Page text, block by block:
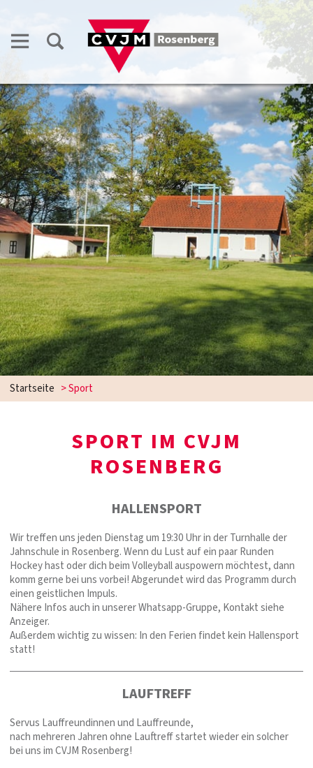
Startseite >Sport
SPORT IM CVJM
ROSENBERG
HALLENSPORT
Wir treffen uns jeden Dienstag um 19:30 Uhr in der Turnhalle der
Jahnschule in Rosenberg. Wenn du Lust auf ein paar Runden
Hockey hast oder dich beim Volleyball auspowern möchtest, dann
komm gerne bei uns vorbei! Abgerundet wird das Programm durch
einen geistlichen Impuls.
Nähere Infos auch in unserer Whatsapp-Gruppe, Kontakt siehe
Anzeiger.
Außerdem wichtig zu wissen: In den Ferien findet kein Hallensport
statt!
LAUFTREFF
Servus Lauffreundinnen und Lauffreunde,
nach mehreren Jahren ohne Lauftreff startet wieder ein solcher
bei uns im CVJM Rosenberg!